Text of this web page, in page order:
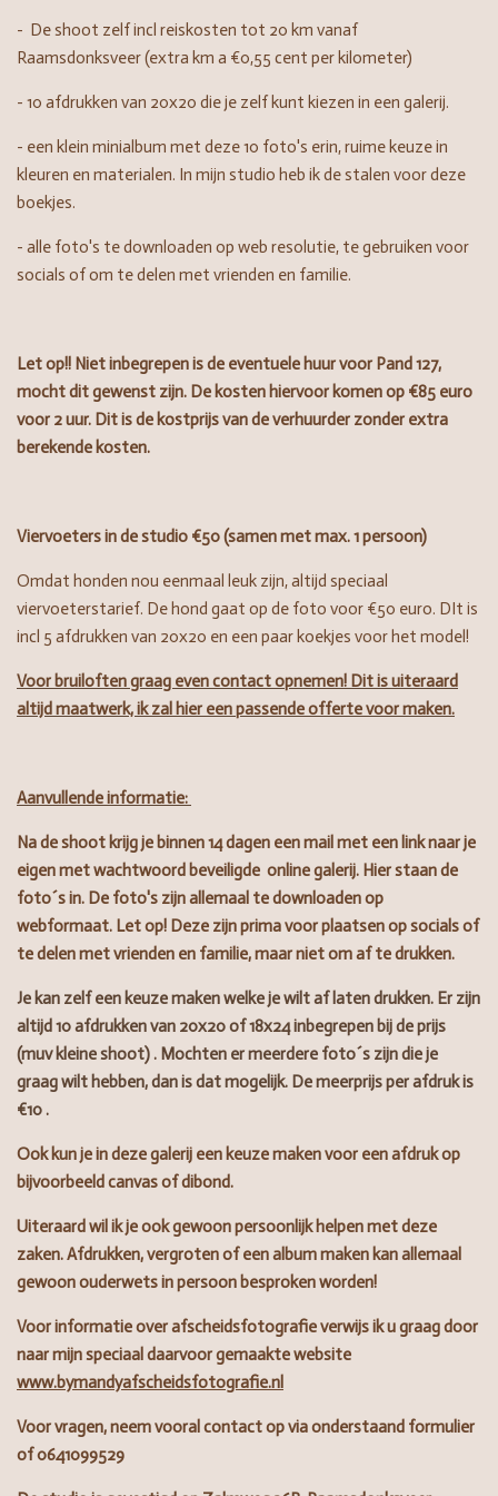
- De shoot zelf incl reiskosten tot 20 km vanaf
Raamsdonksveer (extra km a €0,55 cent per kilometer)
- 10 afdrukken van 20x20 die je zelf kunt kiezen in een galerij.
- een klein minialbum met deze 10 foto's erin, ruime keuze in
kleuren en materialen. In mijn studio heb ik de stalen voor deze
boekjes.
- alle foto's te downloaden op web resolutie, te gebruiken voor
socials of om te delen met vrienden en familie.
Let op!! Niet inbegrepen is de eventuele huur voor Pand 127,
mocht dit gewenst zijn. De kosten hiervoor komen op €85 euro
voor 2 uur. Dit is de kostprijs van de verhuurder zonder extra
berekende kosten.
Viervoeters in de studio €50 (samen met max. 1 persoon)
Omdat honden nou eenmaal leuk zijn, altijd speciaal
viervoeterstarief. De hond gaat op de foto voor €50 euro. DIt is
incl 5 afdrukken van 20x20 en een paar koekjes voor het model!
Voor bruiloften graag even contact opnemen! Dit is uiteraard
altijd maatwerk, ik zal hier een passende offerte voor maken.
Aanvullende informatie:
Na de shoot krijg je binnen 14 dagen een mail met een link naar je
eigen met wachtwoord beveiligde online galerij. Hier staan de
foto´s in. De foto's zijn allemaal te downloaden op
webformaat. Let op! Deze zijn prima voor plaatsen op socials of
te delen met vrienden en familie, maar niet om af te drukken.
Je kan zelf een keuze maken welke je wilt af laten drukken. Er zijn
altijd 10 afdrukken van 20x20 of 18x24 inbegrepen bij de prijs
(muv kleine shoot) . Mochten er meerdere foto´s zijn die je
graag wilt hebben, dan is dat mogelijk. De meerprijs per afdruk is
€10 .
Ook kun je in deze galerij een keuze maken voor een afdruk op
bijvoorbeeld canvas of dibond.
Uiteraard wil ik je ook gewoon persoonlijk helpen met deze
zaken. Afdrukken, vergroten of een album maken kan allemaal
gewoon ouderwets in persoon besproken worden!
Voor informatie over afscheidsfotografie verwijs ik u graag door
naar mijn speciaal daarvoor gemaakte website
www.bymandyafscheidsfotografie.nl
Voor vragen, neem vooral contact op via onderstaand formulier
of 0641099529